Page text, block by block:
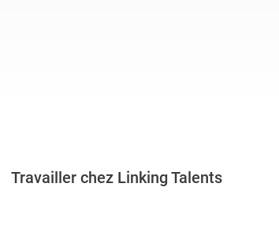
Travailler chez Linking Talents